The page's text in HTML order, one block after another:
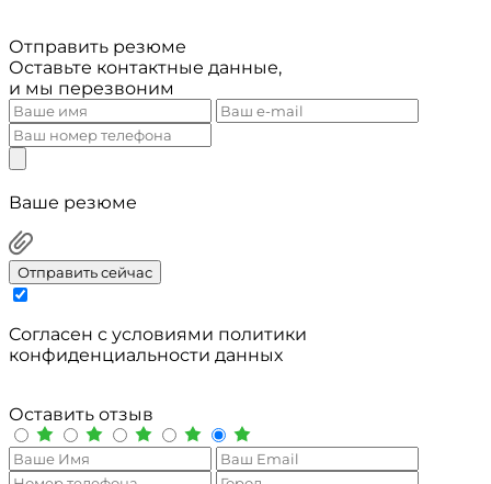
Отправить резюме
Оставьте контактные данные,
и мы перезвоним
Ваше резюме
Отправить сейчас
Cогласен с условиями политики
конфиденциальности данных
Оставить отзыв